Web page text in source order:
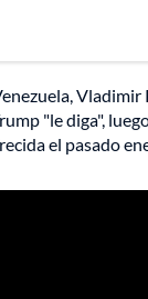
"le diga",
el pasado